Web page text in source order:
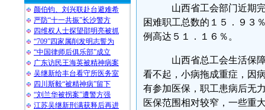
颜伯钧、刘兴联赴台避难希
严防“十一共振”长沙警方
四维权人士探望邵明亮被抓
“709”四家属削发明志誓为
“中国律师后俱乐部”成立
广东访民王海英被精神病案
吴继新给丰台看守所医务室
四川斯毅“被精神病”留下
“刘兰华被拐案”遭警方强
江苏吴继新刑满获释后再进
山西省工会部门近期
困难职工总数的１５．９３
例高达５１．１６％。
山西省总工会生活保
看不起，小病拖成重症，因
有参加医保，职工患病后无
医保范围相对较窄，一些重